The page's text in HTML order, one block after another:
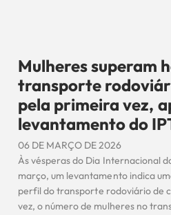
Mulheres superam
transporte
pela primeira vez,
levantamento do
06 DE MARÇO DE 2026
Às vésperas do Dia Internacional
março, um levantamento indica
perfil do transporte rodoviário de
vez, o número de mulheres no